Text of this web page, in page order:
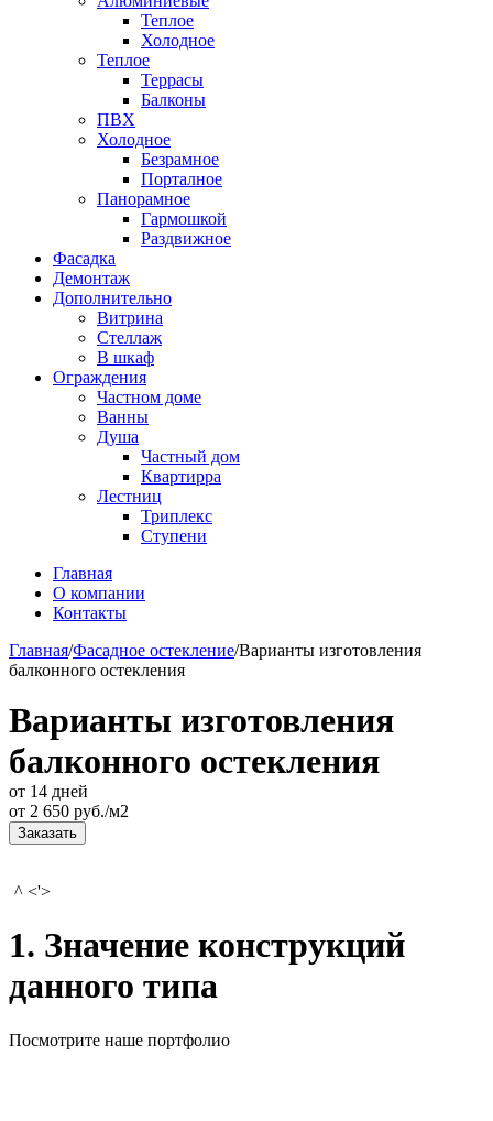
Теплое
Холодное
Теплое
Террасы
Балконы
ПВХ
Холодное
Безрамное
Порталное
Панорамное
Гармошкой
Раздвижное
Фасадка
Демонтаж
Дополнительно
Витрина
Стеллаж
В шкаф
Ограждения
Частном доме
Ванны
Душа
Частный дом
Квартирра
Лестниц
Триплекс
Ступени
Главная
О компании
Контакты
Главная/Фасадное остекление/Варианты изготовления
балконного остекления
Варианты изготовления
балконного остекления
от 14 дней
от 2 650 руб./м2
Заказать
^ <'>
1. Значение конструкций
данного типа
Посмотрите наше портфолио